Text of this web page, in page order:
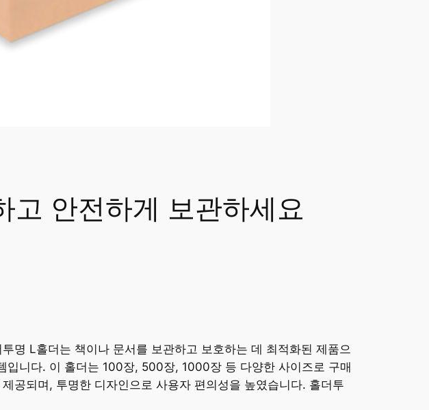
고 안전하게 보관하세요
명 L홀더는 책이나 문서를 보관하고 보호하는 데 최적화된 제품으
입니다. 이 홀더는 100장, 500장, 1000장 등 다양한 사이즈로 구매
공되며, 투명한 디자인으로 사용자 편의성을 높였습니다. 홀더투